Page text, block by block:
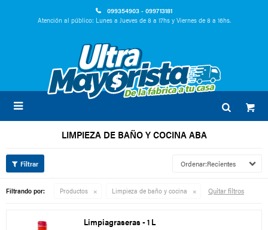
099354903 - 099713181
Atención al público: Lunes a Jueves de 8 a 17hs y Viernes de 8 a 16hs.

LIMPIEZA DE BAÑO Y COCINA ABA
Recientes
Filtrando por: Productos Limpieza de baño y cocina Quitar filtros
Limpiagraseras - 1 L